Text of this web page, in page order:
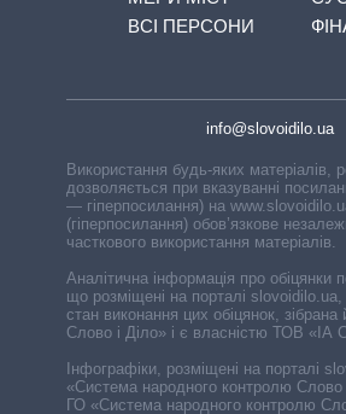
ВСІ ПЕРСОНИ
info@slovoidilo.ua
Використання будь-яких матеріалів,
дозволяється при вказуванні
— гіперпосилання) на
(гіперпосилання) обов’язкове
часткового використання матеріалів.
Аналітична інформація про обіцянки
що розміщені на порталі slovoidilo.ua,
стан виконання цих обіцянок,
Слово і Діло» і є власністю ТОВ «ІА
Інфографіки, розміщені на порталі
«Система народного контролю Слово
ГО «Система народного контролю